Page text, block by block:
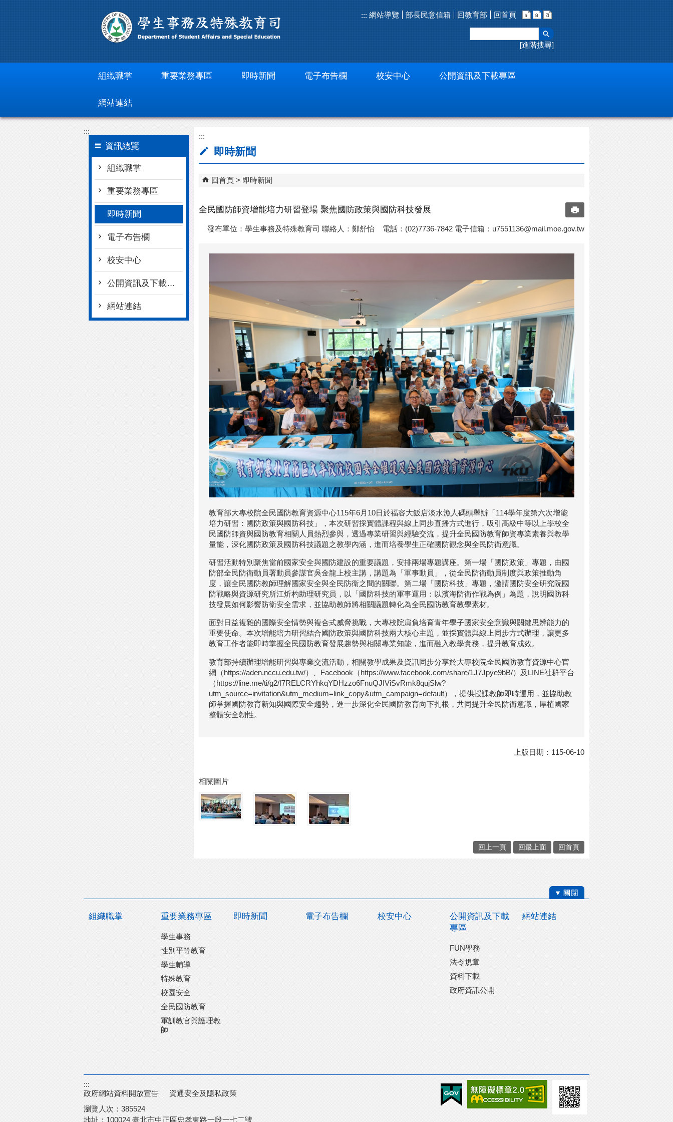
::: 網站導覽 部長民意信箱 回教育部 回首頁
進階搜尋
組織職掌 重要業務專區 即時新聞 電子布告欄 校安中心 公開資訊及下載專區
網站連結
:::
資訊總覽
組織職掌
重要業務專區
即時新聞
電子布告欄
校安中心
公開資訊及下載專區
網站連結
:::
即時新聞
回首頁 即時新聞
全民國防師資增能培力研習登場 聚焦國防政策與國防科技發展
發布單位：學生事務及特殊教育司 聯絡人：鄭舒怡 電話：(02)7736-7842 電子信箱： u7551136@mail.moe.gov.tw
教育部大專校院全民國防教育資源中心115年6月10日於福容大飯店淡水漁人碼頭舉辦「114學年度第六次增能
培力研習：國防政策與國防科技」，本次研習採實體課程與線上同步直播方式進行，吸引高級中等以上學校全
民國防師資與國防教育相關人員熱烈參與，透過專業研習與經驗交流，提升全民國防教育師資專業素養與教學
量能，深化國防政策及國防科技議題之教學內涵，進而培養學生正確國防觀念與全民防衛意識。
研習活動特別聚焦當前國家安全與國防建設的重要議題，安排兩場專題講座。第一場「國防政策」專題，由國
防部全民防衛動員署動員參謀官吳金龍上校主講，講題為「軍事動員」，從全民防衛動員制度與政策推動角
度，讓全民國防教師理解國家安全與全民防衛之間的關聯。第二場「國防科技」專題，邀請國防安全研究院國
防戰略與資源研究所江炘杓助理研究員，以「國防科技的軍事運用：以濱海防衛作戰為例」為題，說明國防科
技發展如何影響防衛安全需求，並協助教師將相關議題轉化為全民國防教育教學素材。
面對日益複雜的國際安全情勢與複合式威脅挑戰，大專校院肩負培育青年學子國家安全意識與關鍵思辨能力的
重要使命。本次增能培力研習結合國防政策與國防科技兩大核心主題，並採實體與線上同步方式辦理，讓更多
教育工作者能即時掌握全民國防教育發展趨勢與相關專業知能，進而融入教學實務，提升教育成效。
教育部持續辦理增能研習與專業交流活動，相關教學成果及資訊同步分享於大專校院全民國防教育資源中心官
網（https://aden.nccu.edu.tw/）、Facebook（https://www.facebook.com/share/1J7Jpye9bB/）及LINE社群平台
（https://line.me/ti/g2/f7RELCRYhkqYDHzzo6FnuQJIViSvRmk8qujSlw?
utm_source=invitation&utm_medium=link_copy&utm_campaign=default），提供授課教師即時運用，並協助教
師掌握國防教育新知與國際安全趨勢，進一步深化全民國防教育向下扎根，共同提升全民防衛意識，厚植國家
整體安全韌性。
上版日期：115-06-10
相關圖片
回上一頁 回最上面 回首頁
組織職掌 重要業務專區
學生事務
性別平等教育
學生輔導
特殊教育
校園安全
全民國防教育
軍訓教官與護理教
師
即時新聞 電子布告欄 校安中心
公開資訊及下載
專區
FUN學務
法令規章
資料下載
政府資訊公開
網站連結
:::
政府網站資料開放宣告
資通安全及隱私政策
瀏覽人次： 385524
地址：100024 臺北市中正區忠孝東路一段一七二號